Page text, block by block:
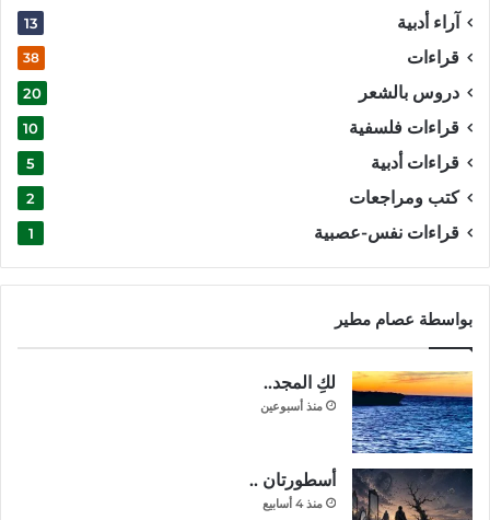
آراء أدبية 13
قراءات 38
دروس بالشعر 20
قراءات فلسفية 10
قراءات أدبية 5
كتب ومراجعات 2
قراءات نفس-عصبية 1
بواسطة عصام مطير
لكِ المجد..
منذ أسبوعين
أسطورتان ..
منذ 4 أسابيع